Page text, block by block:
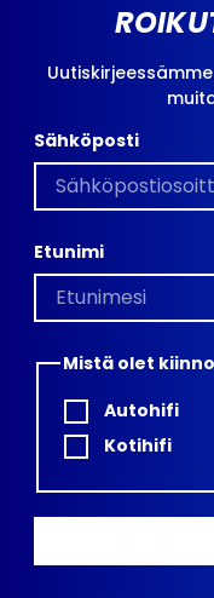
Sähköposti
Etunimi
Mistä olet
Autohifi
Kotihifi